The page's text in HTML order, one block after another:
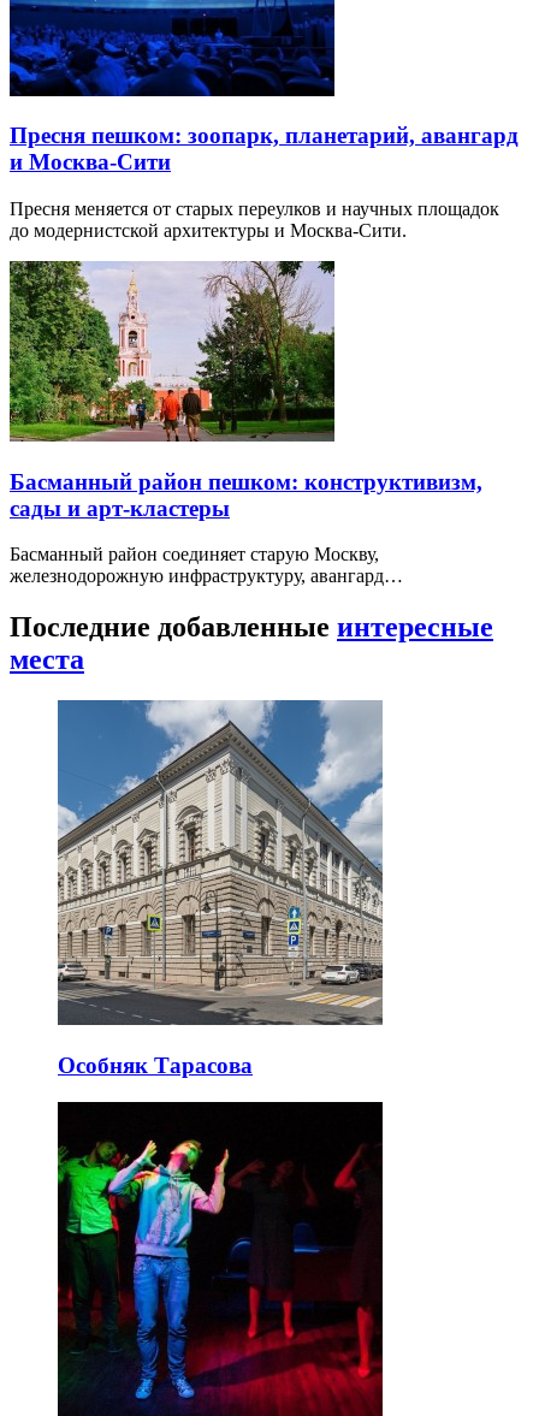
Пресня пешком: зоопарк, планетарий, авангард
и Москва-Сити
Пресня меняется от старых переулков и научных площадок
до модернистской архитектуры и Москва-Сити.
Басманный район пешком: конструктивизм,
сады и арт-кластеры
Басманный район соединяет старую Москву,
железнодорожную инфраструктуру, авангард…
Последние добавленные интересные
места
Особняк Тарасова